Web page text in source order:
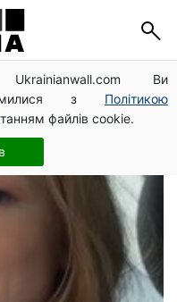
Ви
з Політикою
файлів cookie.